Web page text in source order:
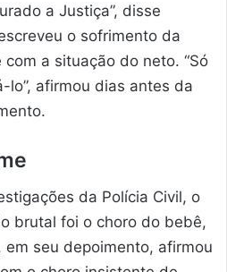
a Justiça”, disse
o sofrimento da
a situação do neto. “Só
lo”, afirmou dias antes da
da Polícia Civil, o
brutal foi o choro do bebê,
em seu depoimento, afirmou